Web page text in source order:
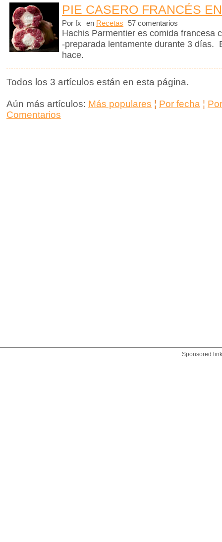
PIE CASERO FRANCÉS
Por fx en Recetas 57 comentarios
Hachis Parmentier es comida francesa
-preparada lentamente durante 3 días.
hace.
Todos los 3 artículos están en esta página.
Aún más artículos: Más populares ¦ Por fecha ¦
Comentarios
Sponsored